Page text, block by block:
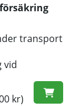
transport
vid
kr)